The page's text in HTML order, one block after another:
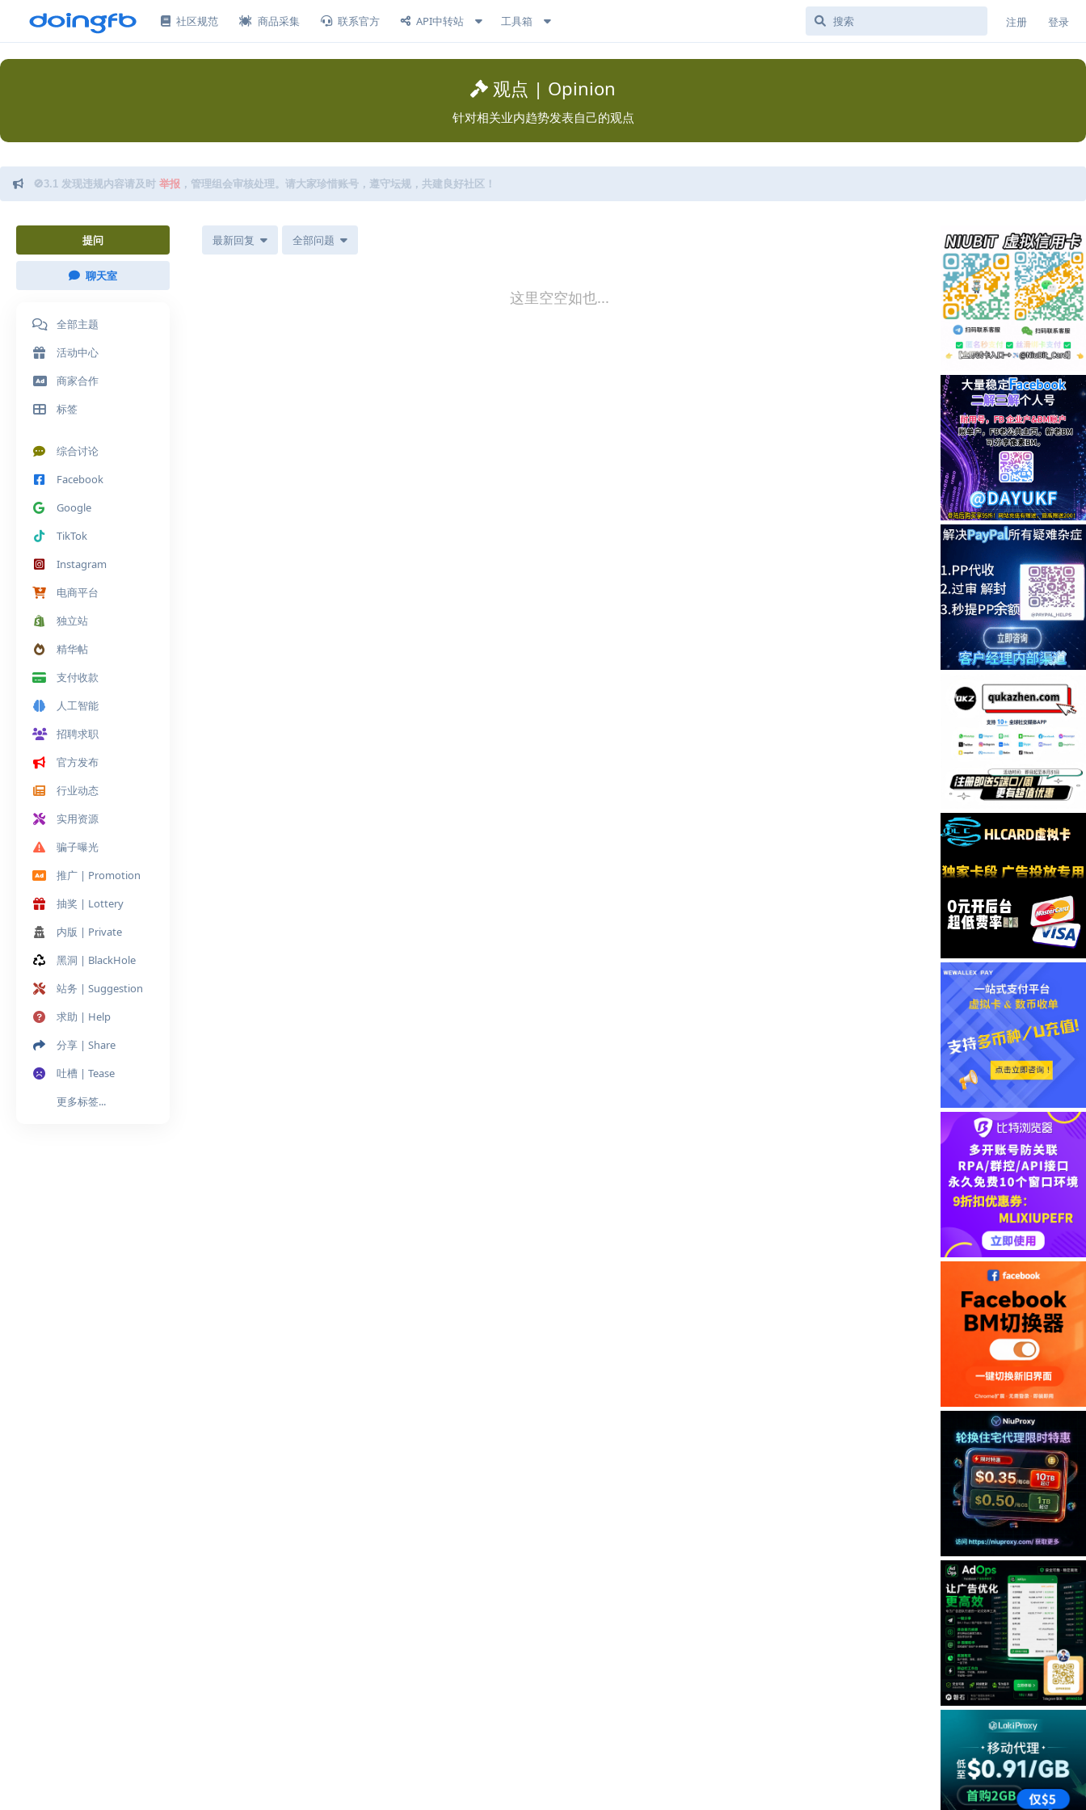
社区规范 商品采集 联系官方 API中转站 工具箱 注册 登录
观点 | Opinion
针对相关业内趋势发表自己的观点
🚫3.1 发现违规内容请及时 举报 ，管理组会审核处理。请大家珍惜账号，遵守坛规，共建良好社区！
提问
聊天室
全部主题
活动中心
商家合作
标签
综合讨论
Facebook
Google
TikTok
Instagram
电商平台
独立站
精华帖
支付收款
人工智能
招聘求职
官方发布
行业动态
实用资源
骗子曝光
推广 | Promotion
抽奖 | Lottery
内版 | Private
黑洞 | BlackHole
站务 | Suggestion
求助 | Help
分享 | Share
吐槽 | Tease
更多标签...
最新回复 全部问题
这里空空如也...